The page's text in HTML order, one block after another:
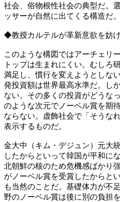
社会、俗物根性社会の典型だ。
ッサーが自然に出てくる構造だ。
◆教授カルテルが革新意欲を妨
このような構図ではアーチェリ
トップは生まれにくい。むしろ
満足し、慣行を変えようとしな
発投資額は世界最高水準だ。し
ない。その多くの投資がどうな
のような次元でノーベル賞を期
ならない。虚飾社会で「そうな
表示するものだ。
金大中（キム・デジュン）元大
したからといって韓国が平和に
北朝鮮の核のため危機感ばかり
がノーベル賞を受賞したからと
も当然のことだ。基礎体力が不
野のノーベル賞は後に別の負担